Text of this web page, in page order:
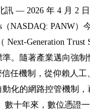
訊 — 2026 年 4 月 2
（NASDAQ: PANW）
Next-Generation Trust
。隨著產業邁向強
信任機制，從仰賴人
化的網路控管機制
數十年來，數位憑證